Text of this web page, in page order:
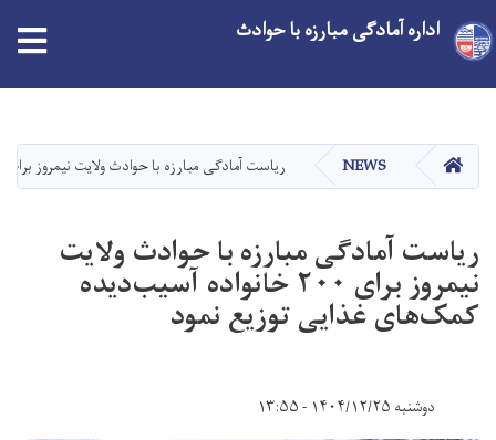
main
content
اداره آمادگی مبارزه با حوادث
HOME
NEWS ریاست آمادگی مبارزه با حوادث ولایت نیمروز برای ۲۰۰ خانواده آسیب‌دیده کمک‌های غذایی توزیع نمود
ریاست آمادگی مبارزه با حوادث ولایت
نیمروز برای ۲۰۰ خانواده آسیب‌دیده
کمک‌های غذایی توزیع نمود
دوشنبه ۱۴۰۴/۱۲/۲۵ - ۱۳:۵۵